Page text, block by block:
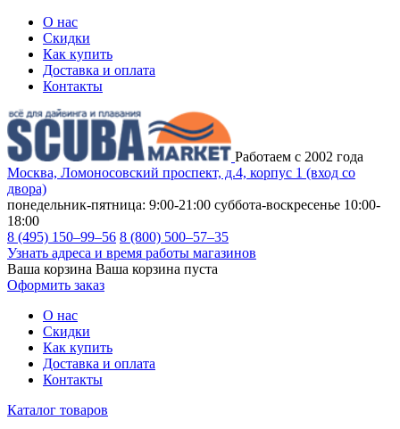
О нас
Скидки
Как купить
Доставка и оплата
Контакты
Работаем с 2002 года
Москва, Ломоносовский проспект, д.4, корпус 1 (вход со
двора)
понедельник-пятница: 9:00-21:00 суббота-воскресенье 10:00-
18:00
8 (495) 150–99–56 8 (800) 500–57–35
Узнать адреса и время работы магазинов
Ваша корзина Ваша корзина пуста
Оформить заказ
О нас
Скидки
Как купить
Доставка и оплата
Контакты
Каталог товаров